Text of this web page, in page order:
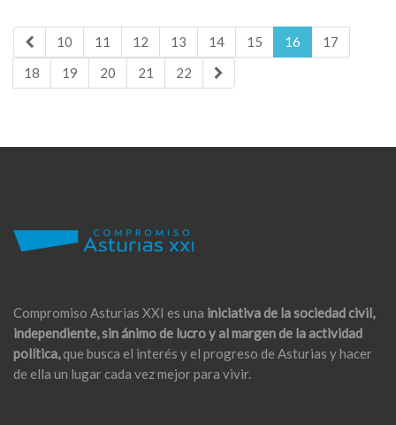
10 11 12 13 14 15 16
17
18
19 20 21 22
Compromiso Asturias XXI es una iniciativa de la sociedad civil,
independiente, sin ánimo de lucro y al margen de la actividad
política,que busca el interés y el progreso de Asturias y hacer
de ella un lugar cada vez mejor para vivir.